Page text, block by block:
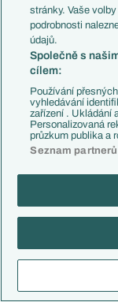
Liga Portugal
Eredivisie
Liga mistrů
Evropská liga
Konferenční liga
Liga národů
Témata
Představení týmů MS
PL v kostce
Přestupové spekulace
stránky. Vaše
podrobnosti
údajů.
Společně s
cílem:
Používání
vyhledávání
zařízení . Ukládání
Personalizovaná
průzkum publika a
Seznam